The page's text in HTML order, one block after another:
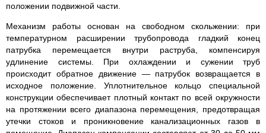
положении подвижной части.
Механизм работы основан на свободном скольжении: при
температурном расширении трубопровода гладкий конец
патрубка перемещается внутри раструба, компенсируя
удлинение системы. При охлаждении и сужении труб
происходит обратное движение — патрубок возвращается в
исходное положение. Уплотнительное кольцо специальной
конструкции обеспечивает плотный контакт по всей окружности
на протяжении всего диапазона перемещения, предотвращая
утечки стоков и проникновение канализационных газов в